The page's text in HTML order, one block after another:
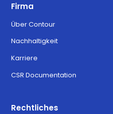
Firma
Über Contour
Nachhaltigkeit
Karriere
CSR Documentation
Rechtliches